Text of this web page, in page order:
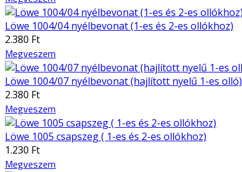
Löwe 1004/04 nyélbevonat (1-es és 2-es ollókhoz)
2.380 Ft
Megveszem
Löwe 1004/07 nyélbevonat (hajlított nyelű 1-es olló)
2.380 Ft
Megveszem
Löwe 1005 csapszeg ( 1-es és 2-es ollókhoz)
1.230 Ft
Megveszem